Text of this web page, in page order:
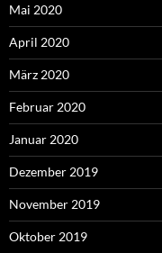
Mai 2020
April 2020
März 2020
Februar 2020
Januar 2020
Dezember 2019
November 2019
Oktober 2019